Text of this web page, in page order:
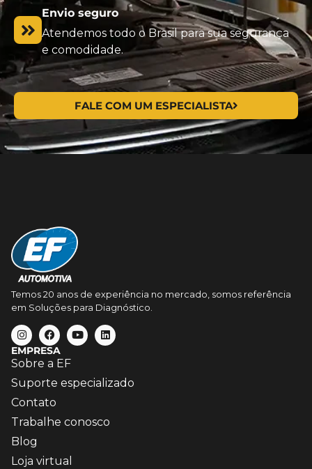
Envio seguro
Atendemos todo o Brasil para sua segurança
e comodidade.
FALE COM UM ESPECIALISTA
Temos 20 anos de experiência no mercado, somos referência
em Soluções para Diagnóstico.
EMPRESA
Sobre a EF
Suporte especializado
Contato
Trabalhe conosco
Blog
Loja virtual